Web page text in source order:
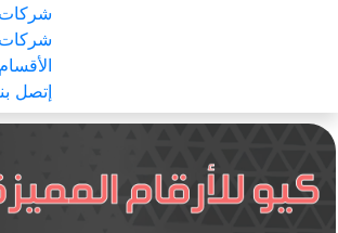
شركات
شركات
الأقسام
إتصل